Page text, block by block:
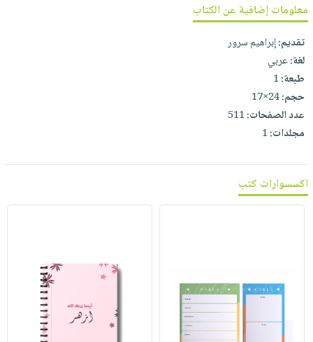
معلومات إضافية عن الكتاب
تقديم:إبراهيم سرور
لغة:عربي
طبعة:1
حجم:24×17
عدد الصفحات:511
مجلدات:1
اكسسوارات كتب